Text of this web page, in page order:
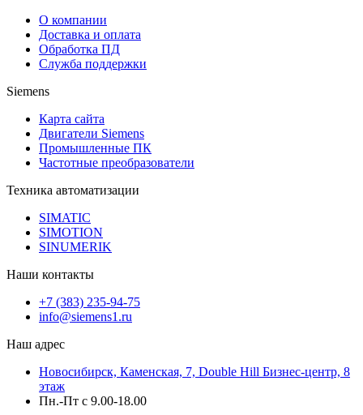
О компании
Доставка и оплата
Обработка ПД
Служба поддержки
Siemens
Карта сайта
Двигатели Siemens
Промышленные ПК
Частотные преобразователи
Техника автоматизации
SIMATIC
SIMOTION
SINUMERIK
Наши контакты
+7 (383) 235-94-75
info@siemens1.ru
Наш адрес
Новосибирск, Каменская, 7, Double Hill ​Бизнес-центр, 8
этаж
Пн.-Пт с 9.00-18.00